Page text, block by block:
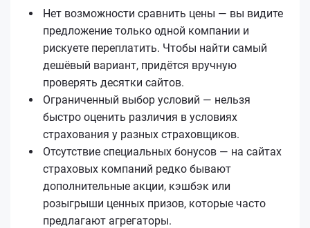
Нет возможности сравнить цены — вы видите
предложение только одной компании и
рискуете переплатить. Чтобы найти самый
дешёвый вариант, придётся вручную
проверять десятки сайтов.
Ограниченный выбор условий — нельзя
быстро оценить различия в условиях
страхования у разных страховщиков.
Отсутствие специальных бонусов — на сайтах
страховых компаний редко бывают
дополнительные акции, кэшбэк или
розыгрыши ценных призов, которые часто
предлагают агрегаторы.